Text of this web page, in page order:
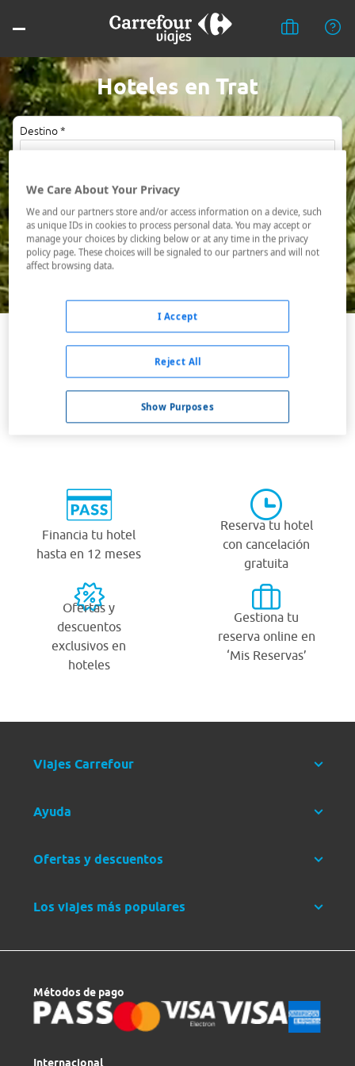
Hoteles en Trat
Destino *
07/08/2026 - 08/08/2026
Ocupación *
1 habitación, 2 adultos
¿Por qué viajar con Viajes Carrefour?
Financia tu hotel
hasta en 12 meses
Reserva tu hotel
con cancelación
gratuita
Ofertas y
descuentos
exclusivos en
hoteles
Gestiona tu
reserva online en
‘Mis Reservas’
Viajes Carrefour
Ayuda
Ofertas y descuentos
Los viajes más populares
Métodos de pago
Internacional
We Care About Your Privacy
We and our partners store and/or access information on a device, such
as unique IDs in cookies to process personal data. You may accept or
manage your choices by clicking below or at any time in the privacy
policy page. These choices will be signaled to our partners and will not
affect browsing data.
Show Purposes
Reject All
I Accept